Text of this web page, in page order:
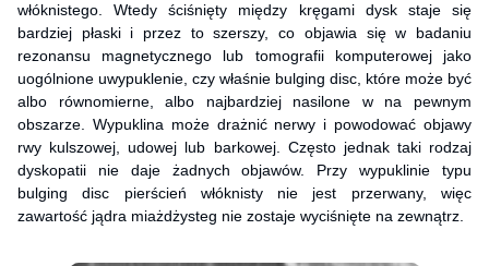
włóknistego. Wtedy ściśnięty między kręgami dysk staje się
bardziej płaski i przez to szerszy, co objawia się w badaniu
rezonansu magnetycznego lub tomografii komputerowej jako
uogólnione uwypuklenie, czy właśnie bulging disc, które może być
albo równomierne, albo najbardziej nasilone w na pewnym
obszarze. Wypuklina może drażnić nerwy i powodować objawy
rwy kulszowej, udowej lub barkowej. Często jednak taki rodzaj
dyskopatii nie daje żadnych objawów. Przy wypuklinie typu
bulging disc pierścień włóknisty nie jest przerwany, więc
zawartość jądra miażdżysteg nie zostaje wyciśnięte na zewnątrz.